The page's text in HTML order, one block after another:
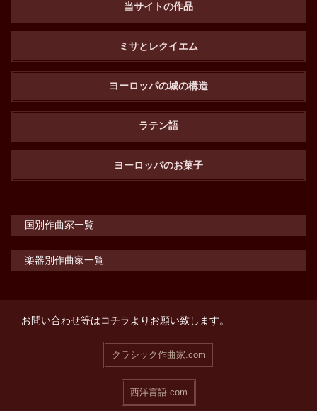
当サイトの作品
ミサとレクイエム
ヨーロッパの城の構造
ラテン語
ヨーロッパのお菓子
国別作曲家一覧
楽器別作曲家一覧
お問い合わせ等はコチラよりお願い致します。
クラシック作曲家.com
西洋言語.com